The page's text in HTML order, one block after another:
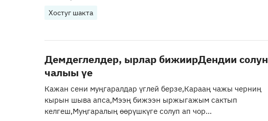
Хостуг шакта
Демдеглелдер, ырлар бижиирДендии солун
чалыы үе
Кажан сени муңгаралдар үглей берзе,Карааң чажы черниң
кырын шыва апса,Мээң бижээн ыржыгажым сактып
келгеш,Муңгаралың өөрүшкүге солуп ап чор...